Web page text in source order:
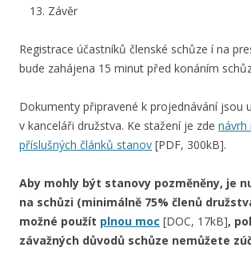
Závěr
Registrace účastníků členské schůze í na
bude zahájena 15 minut před konáním
Dokumenty připravené k projednávání jsou
v kanceláři družstva. Ke stažení je zde návrh
příslušných článků stanov [PDF, 300kB].
Aby mohly být stanovy pozměněny, je
na schůzi (minimálně 75% členů
možné použít plnou moc [DOC, 17kB],
závažných důvodů schůze nemůžete